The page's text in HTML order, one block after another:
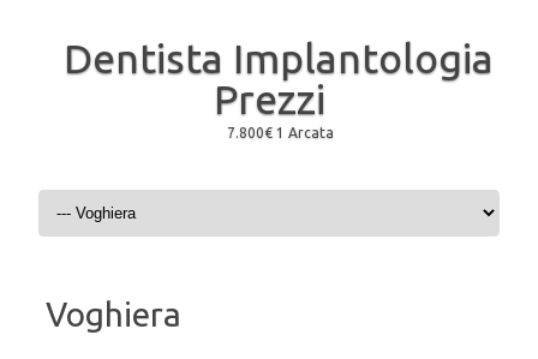
Dentista Implantologia
Prezzi
7.800€ 1 Arcata
Skip to content
Voghiera